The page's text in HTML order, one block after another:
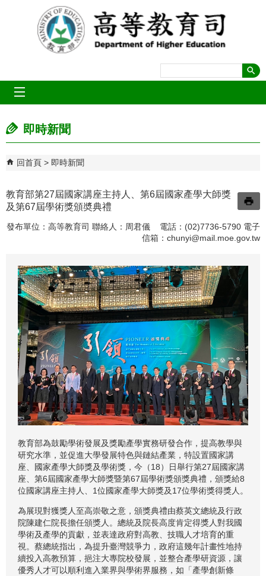
跳到主要內容區塊
即時新聞
回首頁 即時新聞
教育部第27屆國家講座主持人、第6屆國家產學大師獎
及第67屆學術獎頒奬典禮
發布單位：高等教育司 聯絡人：周君儀 電話：(02)7736-5790 電子
信箱： chunyi@mail.moe.gov.tw
教育部為鼓勵學術發展及獎勵產學實務研發合作，提高教學與
研究水準，並促進大學發展特色與鏈結產業，特設置國家講
座、國家產學大師獎及學術獎，今（18）日舉行第27屆國家講
座、第6屆國家產學大師獎暨第67屆學術獎頒獎典禮，頒獎給8
位國家講座主持人、1位國家產學大師獎及17位學術獎得獎人。
為展現對獲獎人至高崇敬之意，頒獎典禮由蔡英文總統及行政
院陳建仁院長擔任頒獎人。總統及院長高度肯定得獎人對我國
學術及產學的貢獻，並表達政府對高教、技職人才培育的重
視。蔡總統指出，為提升臺灣競爭力，政府這幾年計畫性地持
續投入高教預算，挹注大專院校發展，並整合產學研資源，讓
優秀人才可以順利進入業界與學術界服務，如「產學創新條